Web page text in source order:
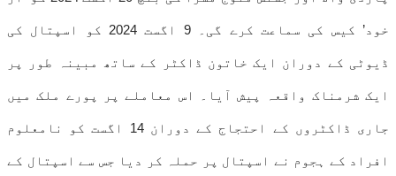
خود’ کیس کی سماعت کرے گی۔ 9 اگست 2024 کو اسپتال کی
ڈیوٹی کے دوران ایک خاتون ڈاکٹر کے ساتھ مبینہ طور پر
ایک شرمناک واقعہ پیش آیا۔ اس معاملے پر پورے ملک میں
جاری ڈاکٹروں کے احتجاج کے دوران 14 اگست کو نامعلوم
افراد کے ہجوم نے اسپتال پر حملہ کر دیا جس سے اسپتال کے